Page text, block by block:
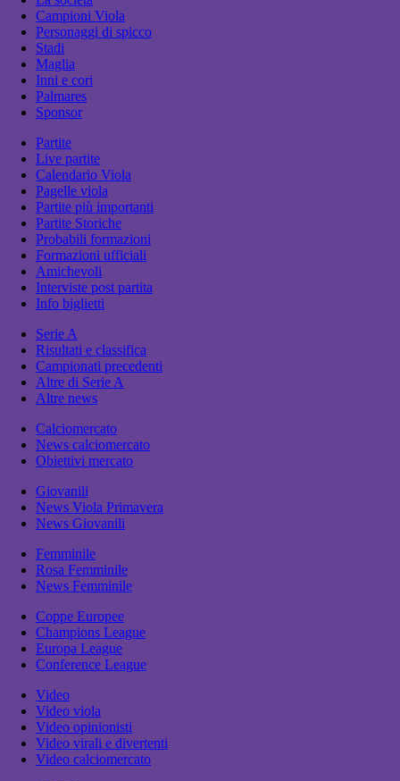
Campioni Viola
Personaggi di spicco
Stadi
Maglia
Inni e cori
Palmares
Sponsor
Partite
Live partite
Calendario Viola
Pagelle viola
Partite più importanti
Partite Storiche
Probabili formazioni
Formazioni ufficiali
Amichevoli
Interviste post partita
Info biglietti
Serie A
Risultati e classifica
Campionati precedenti
Altre di Serie A
Altre news
Calciomercato
News calciomercato
Obiettivi mercato
Giovanili
News Viola Primavera
News Giovanili
Femminile
Rosa Femminile
News Femminile
Coppe Europee
Champions League
Europa League
Conference League
Video
Video viola
Video opinionisti
Video virali e divertenti
Video calciomercato